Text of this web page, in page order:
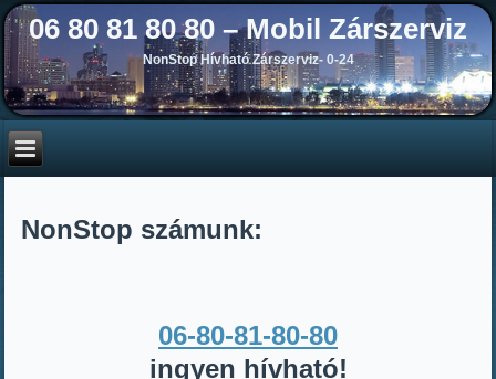
06 80 81 80 80 – Mobil Zárszerviz
NonStop Hívható Zárszerviz- 0-24
NonStop számunk:
06-80-81-80-80
ingyen hívható!